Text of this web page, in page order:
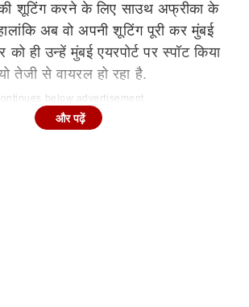
की शूटिंग करने के लिए साउथ अफ्रीका के
अब वो अपनी शूटिंग पूरी कर मुंबई
ही उन्हें मुंबई एयरपोर्ट पर स्पॉट किया
तेजी से वायरल हो रहा है.
below advertisement
और पढ़ें